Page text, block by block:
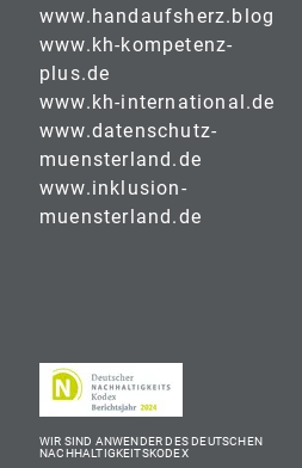
www.handaufsherz.blog
www.kh-kompetenz-
plus.de
www.kh-international.de
www.datenschutz-
muensterland.de
www.inklusion-
muensterland.de
WIR SIND ANWENDER DES DEUTSCHEN
NACHHALTIGKEITSKODEX